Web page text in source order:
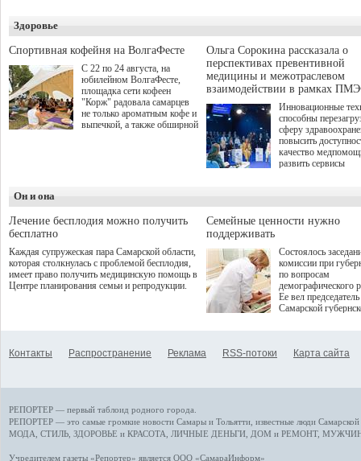
а сам он
Здоровье
Спортивная кофейня на ВолгаФесте
С 22 по 24 августа, на
юбилейном ВолгаФесте,
площадка сети кофеен
"Корж" радовала самарцев
не только ароматным кофе и
выпечкой, а также обширной
Ольга Сорокина рассказала о
перспективах превентивной
медицины и межотраслевом
взаимодействии в рамках
Инновационные
способны
сферу
повысить
качество
развить сервисы
определенными
К ним можно
возникающие при
данными
более динамичного
проникновения
сегмент
отраслевое
рассказала Ольга
ходе сессии
качества жизни" в
ПМЭФ 2025. В
Он и она
Лечение бесплодия можно получить
бесплатно
Каждая супружеская пара Самарской области,
которая столкнулась с проблемой бесплодия,
имеет право получить медицинскую помощь в
Центре планирования семьи и репродукции.
Семейные ценности нужно
поддерживать
Состоялось
комиссии при
по вопросам
демографического
Ее вел председатель
Самарской
Контакты Распространение Реклама RSS-потоки Карта сайта
РЕПОРТЕР — первый таблоид родного города.
РЕПОРТЕР — это самые громкие новости Самары и Тольятти, известные люди
МОДА, СТИЛЬ ЗДОРОВЬЕ и КРАСОТА ЛИЧНЫЕ ДЕНЬГИ ДОМ и РЕМОНТ,
Учредителем газеты «Репортер» является ООО «СамараИнформ»